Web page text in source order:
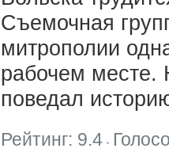
Съемочная
митрополии
рабочем месте.
поведал
Рейтинг: 9.4